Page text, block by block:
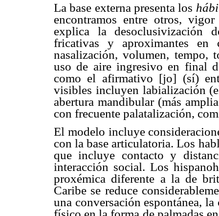
La base externa presenta los
encontramos entre otros,
explica la desoclusivización
fricativas y aproximantes en
nasalización, volumen, tempo,
uso de aire ingresivo en final
como el afirmativo [jo] (sí)
visibles incluyen labialización
abertura mandibular (más
con frecuente palatalización,
El modelo incluye
con la base articulatoria. Los
que incluye contacto y
interacción social. Los
proxémica diferente a la de
Caribe se reduce
una conversación espontánea,